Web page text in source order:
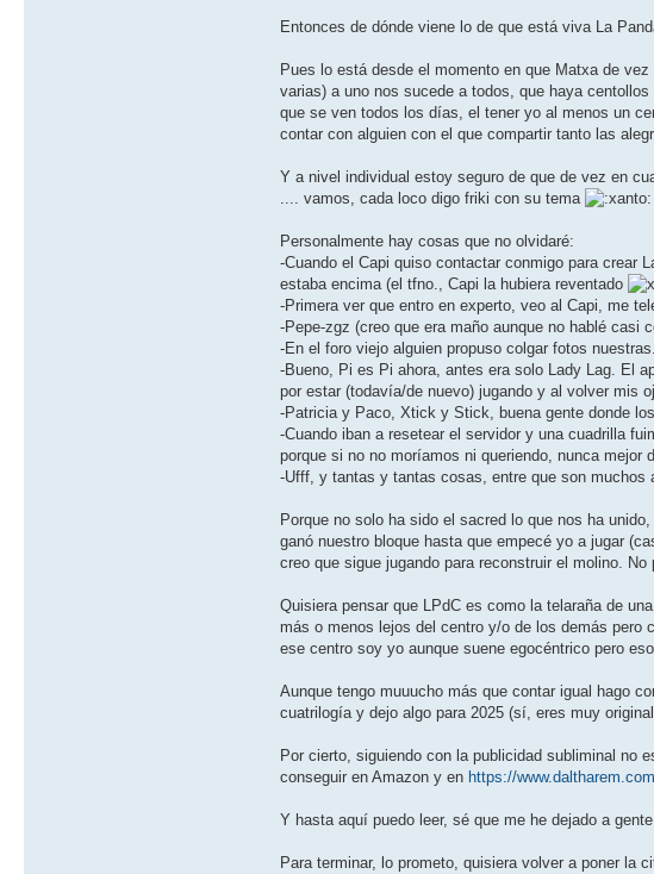
Entonces de dónde viene lo de que está viva La
Pues lo está desde el momento en que Matxa de
varias) a uno nos sucede a todos, que haya
que se ven todos los días, el tener yo al menos un
contar con alguien con el que compartir tanto las
Y a nivel individual estoy seguro de que de vez en
.... vamos, cada loco digo friki con su tema
Personalmente hay cosas que no olvidaré:
-Cuando el Capi quiso contactar conmigo para crear
estaba encima (el tfno., Capi la hubiera reventado
-Primera ver que entro en experto, veo al Capi, me
-Pepe-zgz (creo que era maño aunque no hablé
-En el foro viejo alguien propuso colgar fotos
-Bueno, Pi es Pi ahora, antes era solo Lady Lag. El
por estar (todavía/de nuevo) jugando y al volver mis
-Patricia y Paco, Xtick y Stick, buena gente donde
-Cuando iban a resetear el servidor y una cuadrilla
porque si no no moríamos ni queriendo, nunca mejor
-Ufff, y tantas y tantas cosas, entre que son muchos
Porque no solo ha sido el sacred lo que nos ha
ganó nuestro bloque hasta que empecé yo a jugar
creo que sigue jugando para reconstruir el molino.
Quisiera pensar que LPdC es como la telaraña de
más o menos lejos del centro y/o de los demás pero
ese centro soy yo aunque suene egocéntrico pero
Aunque tengo muuucho más que contar igual hago
cuatrilogía y dejo algo para 2025 (sí, eres muy
Por cierto, siguiendo con la publicidad subliminal no
conseguir en Amazon y en https://www.daltharem.com
Y hasta aquí puedo leer, sé que me he dejado a
Para terminar, lo prometo, quisiera volver a poner la